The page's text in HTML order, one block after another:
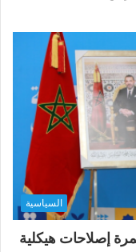
السياسية
إصلاحات هيكلية